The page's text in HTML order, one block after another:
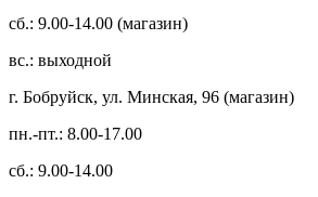
сб.: 9.00-14.00 (магазин)
вс.: выходной
г. Бобруйск, ул. Минская, 96 (магазин)
пн.-пт.: 8.00-17.00
сб.: 9.00-14.00